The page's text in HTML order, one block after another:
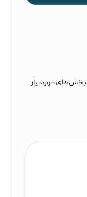
بخش‌های موردنیاز